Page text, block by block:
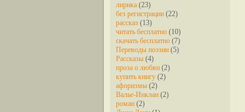
лирика (23)
без регистрации (22)
рассказ (13)
читать бесплатно (10)
скачать бесплатно (7)
Переводы поэзии (5)
Рассказы (4)
проза о любви (2)
купить книгу (2)
афоризмы (2)
Валье-Инклан (2)
роман (2)